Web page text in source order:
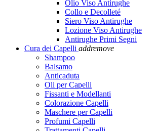
Olio Viso Antirughe
Collo e Decolleté
Siero Viso Antirughe
Lozione Viso Antirughe
Antirughe Primi Segni
Cura dei Capelli addremove
Shampoo
Balsamo
Anticaduta
Oli per Capelli
Fissanti e Modellanti
Colorazione Capelli
Maschere per Capelli
Profumi Capelli